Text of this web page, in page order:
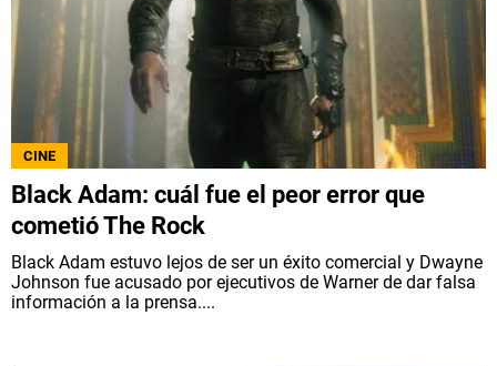
CINE
Black Adam: cuál fue el peor error que
cometió The Rock
Black Adam estuvo lejos de ser un éxito comercial y Dwayne
Johnson fue acusado por ejecutivos de Warner de dar falsa
información a la prensa....